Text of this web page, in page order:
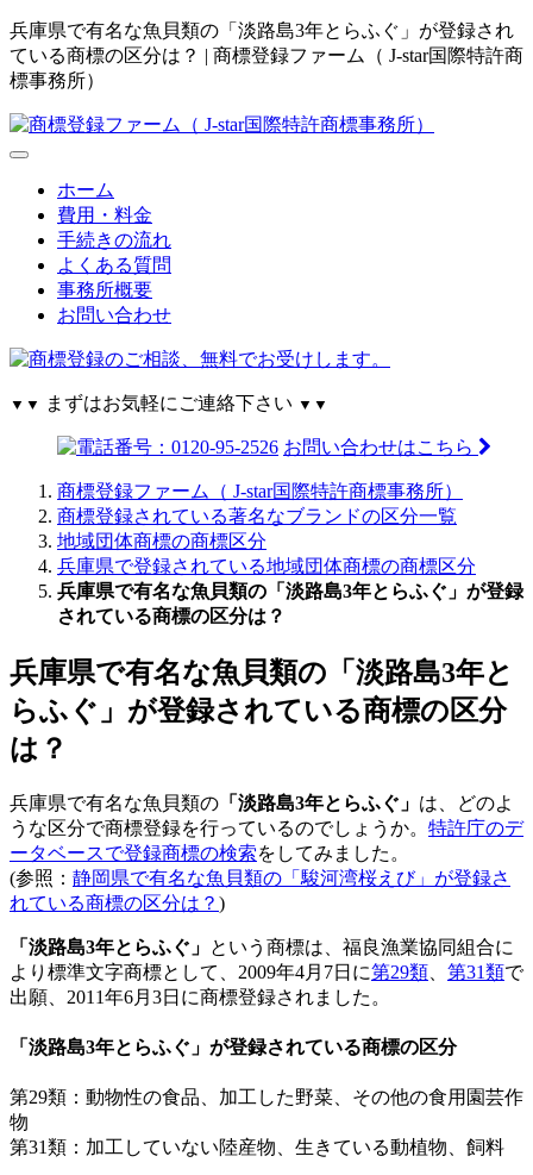
兵庫県で有名な魚貝類の「淡路島3年とらふぐ」が登録され
ている商標の区分は？ | 商標登録ファーム（ J-star国際特許商
標事務所）
ホーム
費用・料金
手続きの流れ
よくある質問
事務所概要
お問い合わせ
▼▼ まずはお気軽にご連絡下さい ▼▼
お問い合わせはこちら
商標登録ファーム（ J-star国際特許商標事務所）
商標登録されている著名なブランドの区分一覧
地域団体商標の商標区分
兵庫県で登録されている地域団体商標の商標区分
兵庫県で有名な魚貝類の「淡路島3年とらふぐ」が登録
されている商標の区分は？
兵庫県で有名な魚貝類の「淡路島3年と
らふぐ」が登録されている商標の区分
は？
兵庫県で有名な魚貝類の 「淡路島3年とらふぐ」 は、どのよ
うな区分で商標登録を行っているのでしょうか。 特許庁のデ
ータベースで登録商標の検索をしてみました。
(参照： 静岡県で有名な魚貝類の「駿河湾桜えび」が登録さ
れている商標の区分は？ )
「淡路島3年とらふぐ」 という商標は、福良漁業協同組合に
より標準文字商標として、2009年4月7日に第29類 第31類で
出願、2011年6月3日に商標登録されました。
「淡路島3年とらふぐ」が登録されている商標の区分
第29類：動物性の食品、加工した野菜、その他の食用園芸作
物
第31類：加工していない陸産物、生きている動植物、飼料